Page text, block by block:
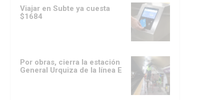
Viajar en Subte ya cuesta
$1684
Por obras, cierra la estación
General Urquiza de la línea E